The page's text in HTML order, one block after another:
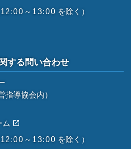
12:00～13:00 を除く）
する問い合わせ
指導協会内）
ム
12:00～13:00 を除く）